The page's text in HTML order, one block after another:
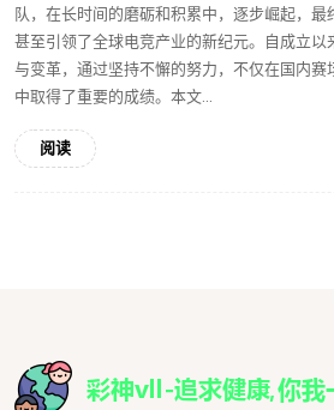
队，在长时间的磨砺和积累中，逐步崛起，最
甚至引领了全球电竞产业的新纪元。自成立以
与变革，通过坚持不懈的努力，不仅在国内
中取得了重要的成绩。本文...
阅读